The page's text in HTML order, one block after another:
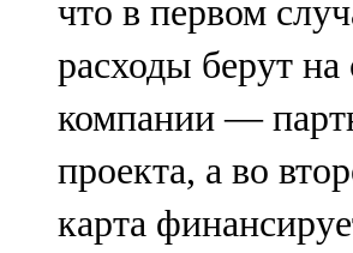
что в первом
расходы берут на
компании —
проекта, а во
карта